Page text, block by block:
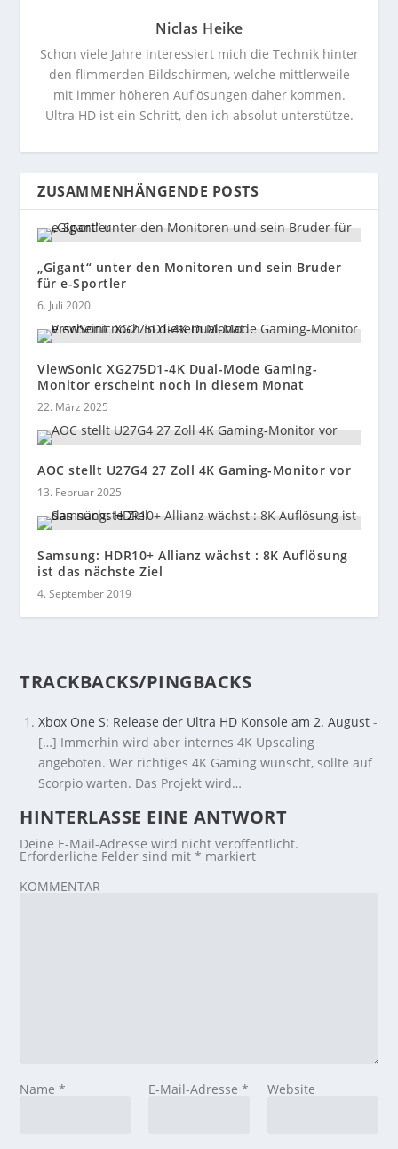
Niclas Heike
Schon viele Jahre interessiert mich die Technik hinter
den flimmerden Bildschirmen, welche mittlerweile
mit immer höheren Auflösungen daher kommen.
Ultra HD ist ein Schritt, den ich absolut unterstütze.
ZUSAMMENHÄNGENDE POSTS
„Gigant“ unter den Monitoren und sein Bruder
für e-Sportler
6. Juli 2020
ViewSonic XG275D1-4K Dual-Mode Gaming-
Monitor erscheint noch in diesem Monat
22. März 2025
AOC stellt U27G4 27 Zoll 4K Gaming-Monitor vor
13. Februar 2025
Samsung: HDR10+ Allianz wächst : 8K Auflösung
ist das nächste Ziel
4. September 2019
TRACKBACKS/PINGBACKS
Xbox One S: Release der Ultra HD Konsole am 2. August -
[…] Immerhin wird aber internes 4K Upscaling
angeboten. Wer richtiges 4K Gaming wünscht, sollte auf
Scorpio warten. Das Projekt wird…
HINTERLASSE EINE ANTWORT
Deine E-Mail-Adresse wird nicht veröffentlicht.
Erforderliche Felder sind mit* markiert
KOMMENTAR
Name* E-Mail-Adresse * Website